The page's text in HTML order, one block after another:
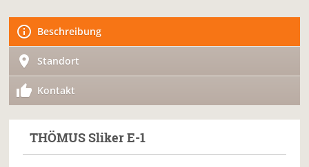
Beschreibung
Standort
Kontakt
THÖMUS Sliker E-1